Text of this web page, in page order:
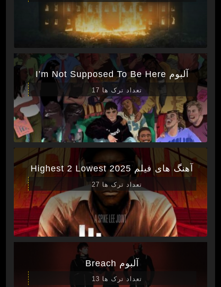
آلبوم I’m Not Supposed To Be Here
تعداد ترک ها 17
آهنگ های فیلم Highest 2 Lowest 2025
تعداد ترک ها 27
آلبوم Breach
تعداد ترک ها 13